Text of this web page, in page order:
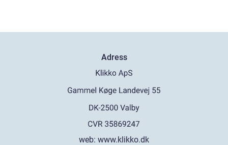
Adress
web: www.klikko.dk